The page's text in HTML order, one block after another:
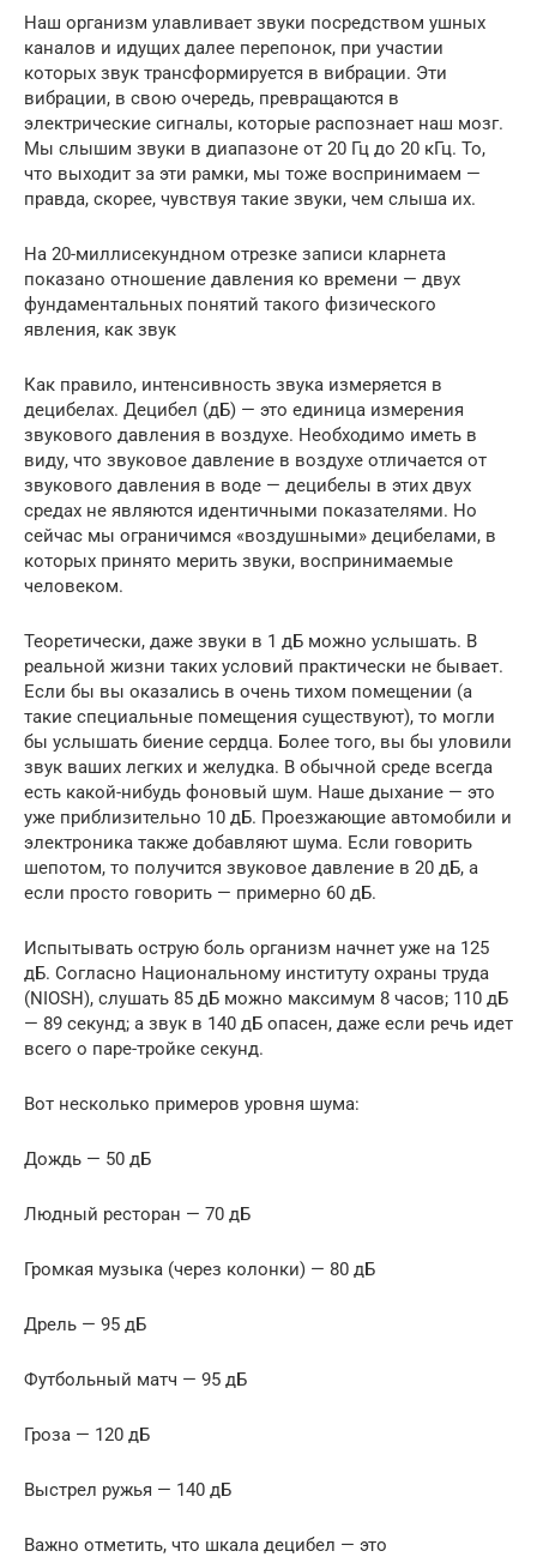
Наш организм улавливает звуки посредством ушных
каналов и идущих далее перепонок, при участии
которых звук трансформируется в вибрации. Эти
вибрации, в свою очередь, превращаются в
электрические сигналы, которые распознает наш мозг.
Мы слышим звуки в диапазоне от 20 Гц до 20 кГц. То,
что выходит за эти рамки, мы тоже воспринимаем —
правда, скорее, чувствуя такие звуки, чем слыша их.
На 20-миллисекундном отрезке записи кларнета
показано отношение давления ко времени — двух
фундаментальных понятий такого физического
явления, как звук
Как правило, интенсивность звука измеряется в
децибелах. Децибел (дБ) — это единица измерения
звукового давления в воздухе. Необходимо иметь в
виду, что звуковое давление в воздухе отличается от
звукового давления в воде — децибелы в этих двух
средах не являются идентичными показателями. Но
сейчас мы ограничимся «воздушными» децибелами, в
которых принято мерить звуки, воспринимаемые
человеком.
Теоретически, даже звуки в 1 дБ можно услышать. В
реальной жизни таких условий практически не бывает.
Если бы вы оказались в очень тихом помещении (а
такие специальные помещения существуют), то могли
бы услышать биение сердца. Более того, вы бы уловили
звук ваших легких и желудка. В обычной среде всегда
есть какой-нибудь фоновый шум. Наше дыхание — это
уже приблизительно 10 дБ. Проезжающие автомобили и
электроника также добавляют шума. Если говорить
шепотом, то получится звуковое давление в 20 дБ, а
если просто говорить — примерно 60 дБ.
Испытывать острую боль организм начнет уже на 125
дБ. Согласно Национальному институту охраны труда
(NIOSH), слушать 85 дБ можно максимум 8 часов; 110 дБ
— 89 секунд; а звук в 140 дБ опасен, даже если речь идет
всего о паре-тройке секунд.
Вот несколько примеров уровня шума:
Дождь — 50 дБ
Людный ресторан — 70 дБ
Громкая музыка (через колонки) — 80 дБ
Дрель — 95 дБ
Футбольный матч — 95 дБ
Гроза — 120 дБ
Выстрел ружья — 140 дБ
Важно отметить, что шкала децибел — это